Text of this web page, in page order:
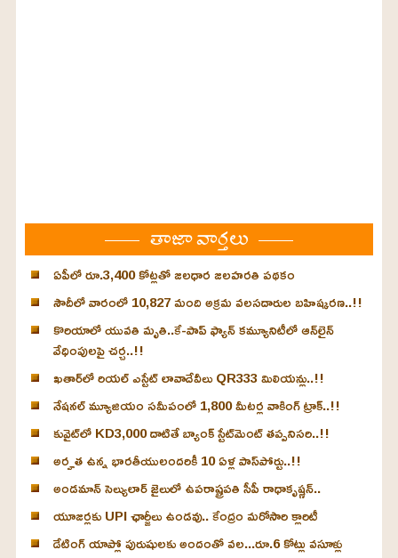
తాజా వార్తలు
ఏపీలో రూ.3,400 కోట్లతో జలధార జలహరతి పథకం
సౌదీలో వారంలో 10,827 మంది అక్రమ వలసదారుల బహిష్కరణ..!!
కొరియాలో యువతి మృతి..కే-పాప్ ఫ్యాన్‌ కమ్యూనిటీలో ఆన్‌లైన్
వేధింపులపై చర్చ..!!
ఖతార్‌లో రియల్ ఎస్టేట్ లావాదేవీలు QR333 మిలియన్లు..!!
నేషనల్ మ్యూజియం సమీపంలో 1,800 మీటర్ల వాకింగ్ ట్రాక్..!!
కువైట్‌లో KD3,000 దాటితే బ్యాంక్ స్టేట్‌మెంట్ తప్పనిసరి..!!
అర్హత ఉన్న భారతీయులందరికీ 10 ఏళ్ల పాస్‌పోర్టు..!!
అండమాన్ సెల్యులార్ జైలులో ఉపరాష్ట్రపతి సీపీ రాధాకృష్ణన్..
యూజర్లకు UPI ఛార్జీలు ఉండవు.. కేంద్రం మరోసారి క్లారిటీ
డేటింగ్ యాప్లో పురుషులకు అందంతో వల...రూ.6 కోట్లు వసూళ్లు